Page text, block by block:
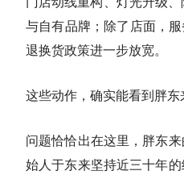
与自有品牌；除了店面，
退换货政策进一步放宽。
这些动作，确实能看到胖东
问题恰恰出在这里，胖东
始人于东来坚持近三十年